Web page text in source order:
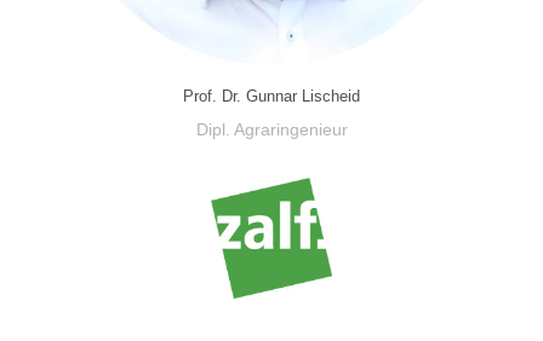
Prof. Dr. Gunnar Lischeid
Dipl. Agraringenieur